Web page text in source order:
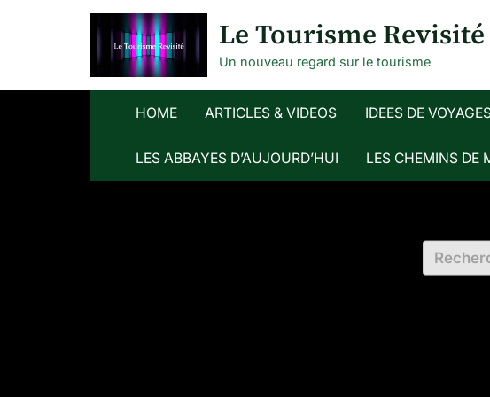
Le Tourisme Revisité
Un nouveau regard sur le tourisme
HOME ARTICLES & VIDEOS IDEES DE
LES ABBAYES D’AUJOURD’HUI LES CHEMINS DE